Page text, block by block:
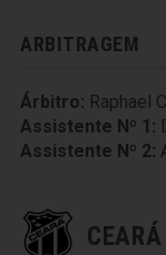
ARBITRAGEM
Árbitro: Raphael
Assistente Nº 1:
Assistente Nº 2: